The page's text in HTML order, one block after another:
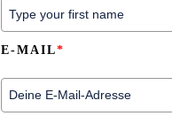
E-MAIL*